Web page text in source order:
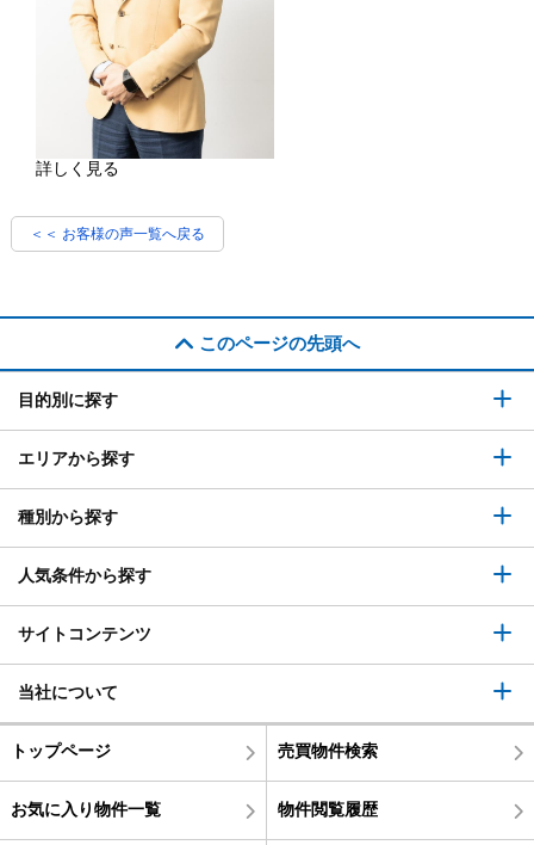
詳しく見る
＜＜ お客様の声一覧へ戻る
このページの先頭へ
目的別に探す
エリアから探す
種別から探す
人気条件から探す
サイトコンテンツ
当社について
トップページ 売買物件検索
お気に入り物件一覧 物件閲覧履歴